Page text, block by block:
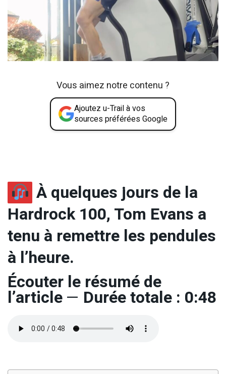
Vous aimez notre contenu ?
Ajoutez u-Trail à vos
sources préférées Google
À quelques jours de la
Hardrock 100, Tom Evans a
tenu à remettre les pendules
à l’heure.
Écouter le résumé de
l’article— Durée totale : 0:48